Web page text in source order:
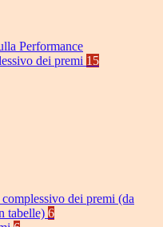
Performance
dei premi 15
dei premi (da
tabelle) 6